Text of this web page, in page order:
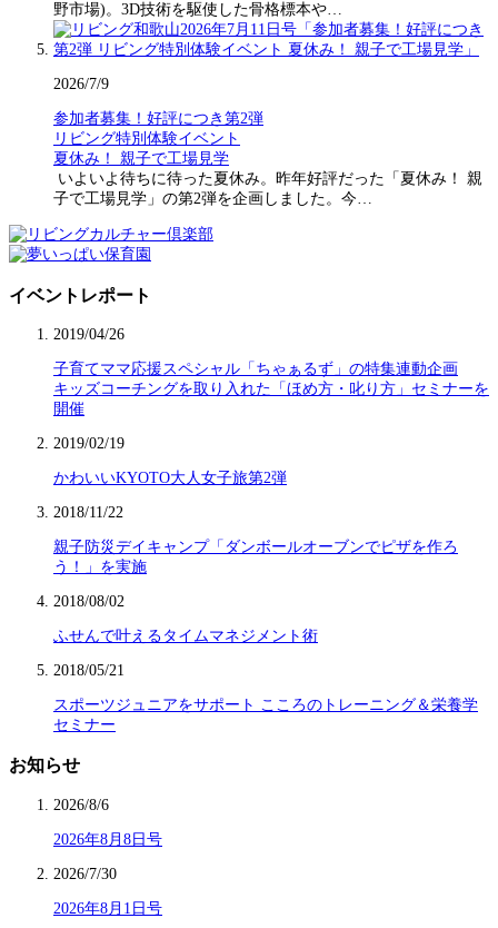
野市場)。3D技術を駆使した骨格標本や…
2026/7/9
参加者募集！好評につき第2弾
リビング特別体験イベント
夏休み！ 親子で工場見学
いよいよ待ちに待った夏休み。昨年好評だった「夏休み！ 親
子で工場見学」の第2弾を企画しました。今…
イベントレポート
2019/04/26
子育てママ応援スペシャル「ちゃぁるず」の特集連動企画
キッズコーチングを取り入れた「ほめ方・叱り方」セミナーを
開催
2019/02/19
かわいいKYOTO大人女子旅第2弾
2018/11/22
親子防災デイキャンプ「ダンボールオーブンでピザを作ろ
う！」を実施
2018/08/02
ふせんで叶えるタイムマネジメント術
2018/05/21
スポーツジュニアをサポート こころのトレーニング＆栄養学
セミナー
お知らせ
2026/8/6
2026年8月8日号
2026/7/30
2026年8月1日号